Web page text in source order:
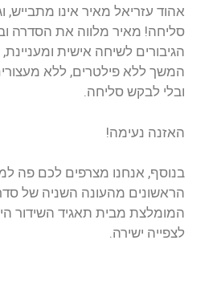
אהוד עזריאל מאיר אינו
סליחה! מאיר מלווה את הסדרה
הגיבורים לשיחה אישית
המשך ללא פילטרים, ללא
ובלי לבקש סליחה.
האזנה נעימה!
בנוסף, אנחנו מצרפים לכם פה
הראשונים מהעונה השניה של
לצפייה ישירה.